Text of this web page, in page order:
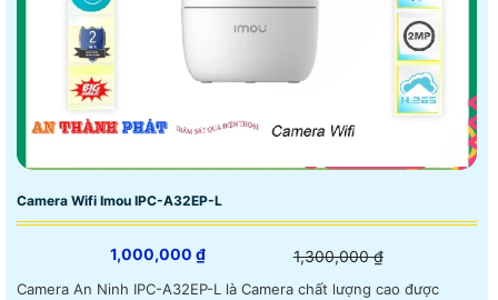
Camera Wifi Imou IPC-A32EP-L
1,000,000 ₫ 1,300,000 ₫
Camera An Ninh IPC-A32EP-L là Camera chất lượng cao được